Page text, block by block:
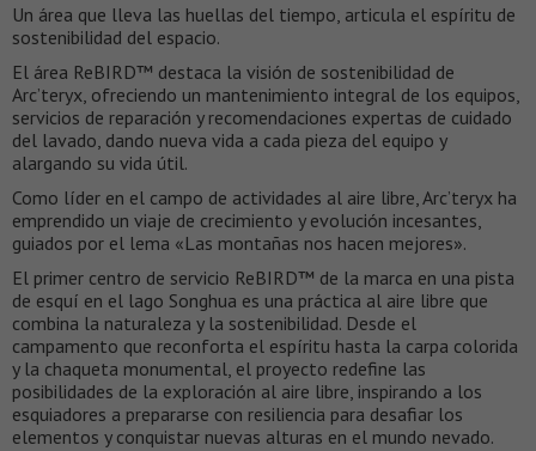
Un área que lleva las huellas del tiempo, articula el espíritu de
sostenibilidad del espacio.
El área ReBIRD™ destaca la visión de sostenibilidad de
Arc’teryx, ofreciendo un mantenimiento integral de los equipos,
servicios de reparación y recomendaciones expertas de cuidado
del lavado, dando nueva vida a cada pieza del equipo y
alargando su vida útil.
Como líder en el campo de actividades al aire libre, Arc’teryx ha
emprendido un viaje de crecimiento y evolución incesantes,
guiados por el lema «Las montañas nos hacen mejores».
El primer centro de servicio ReBIRD™ de la marca en una pista
de esquí en el lago Songhua es una práctica al aire libre que
combina la naturaleza y la sostenibilidad. Desde el
campamento que reconforta el espíritu hasta la carpa colorida
y la chaqueta monumental, el proyecto redefine las
posibilidades de la exploración al aire libre, inspirando a los
esquiadores a prepararse con resiliencia para desafiar los
elementos y conquistar nuevas alturas en el mundo nevado.